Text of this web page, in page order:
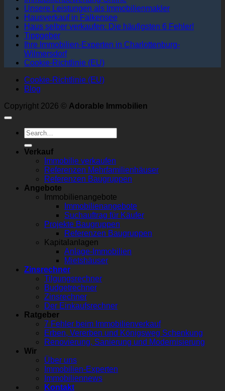
Unsere Leistungen als Immobilienmakler
Hausverkauf in Falkensee
Haus selber verkaufen: Die häufigsten 6 Fehler!
Tippgeber
Ihre Immobilien-Experten in Charlottenburg-
Wilmersdorf
Cookie-Richtlinie (EU)
Cookie-Richtlinie (EU)
Blog
Copyright 2026 © Adorable Immobilien
Verkauf
Immobilie verkaufen
Referenzen Mehrfamilienhäuser
Referenzen Baugruppen
Angebote
Immobilienangebote
Immobilienangebote
Suchauftrag für Käufer
Projekte Baugruppen
Referenzen Baugruppen
Kapitalanlagen
Anlage-Immobilien
Mietshäuser
Zinsrechner
Tilgungsrechner
Budgetrechner
Zinsrechner
Der Einkaufsrechner
Ratgeber
7 Fehler beim Immobilienverkauf
Erben, Vererben und Königsweg Schenkung
Renovierung, Sanierung und Modernisierung
Wir
Über uns
Immobilien-Experten
Immobiliennews
Kontakt